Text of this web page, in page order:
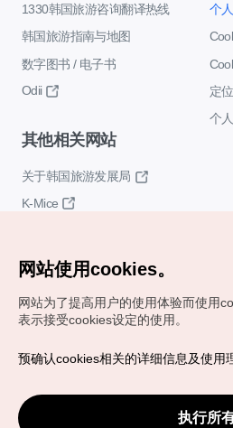
1330韩国旅游咨询翻译热线
韩国旅游指南与地图
数字图书 / 电子书
Odii
个
定
个
其他相关网站
关于韩国旅游发展局
K-Mice
Copyrights (c) 韩国旅游发展局版
VISITKOREA官方邮箱
chnsim@knto.or.kr
网站使用cookies。
网站为了提高用户的使用体验而使用
表示接受cookies设定的使用。
预确认cookies相关的详细信息及使用
执行所